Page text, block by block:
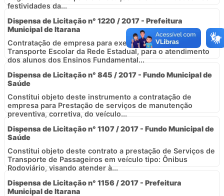
festividades da...
Dispensa de Licitação n° 1220 / 2017 - Prefeitura
Municipal de Itarana
Contratação de empresa para executar serviços de
Transporte Escolar da Rede Estadual, para o atendimento
dos alunos dos Ensinos Fundamental...
Dispensa de Licitação n° 845 / 2017 - Fundo Municipal de
Saúde
Constitui objeto deste instrumento a contratação de
empresa para Prestação de serviços de manutenção
preventiva, corretiva, do veículo...
Dispensa de Licitação n° 1107 / 2017 - Fundo Municipal de
Saúde
Constitui objeto deste contrato a prestação de Serviços de
Transporte de Passageiros em veículo tipo: Ônibus
Rodoviário, visando atender à...
Dispensa de Licitação n° 1156 / 2017 - Prefeitura
Municipal de Itarana